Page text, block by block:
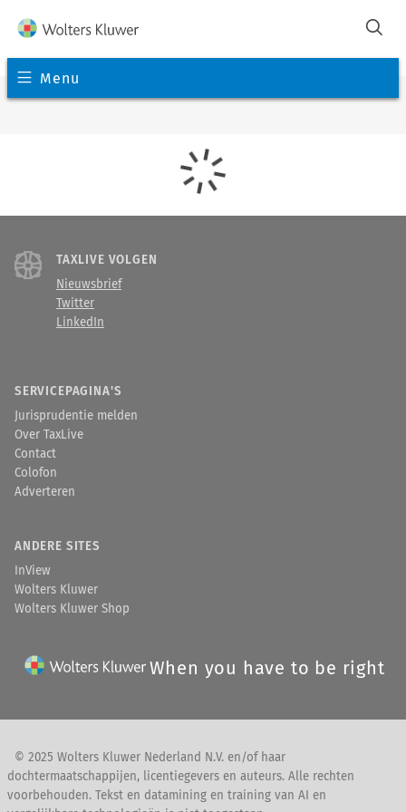
Menu
TAXLIVE VOLGEN
Nieuwsbrief
Twitter
LinkedIn
SERVICEPAGINA'S
Jurisprudentie melden
Over TaxLive
Contact
Colofon
Adverteren
ANDERE SITES
InView
Wolters Kluwer
Wolters Kluwer Shop
When you have to be right
© 2025 Wolters Kluwer Nederland N.V. en/of haar
dochtermaatschappijen, licentiegevers en auteurs. Alle rechten
voorbehouden. Tekst en datamining en training van AI en